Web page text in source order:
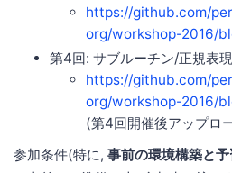
https://github.com/
org/workshop-2016/
第4回: サブルーチン/正規表
https://github.com/
org/workshop-2016/
(第4回開催後アップロ
参加条件(特に, 事前の環境構築と予